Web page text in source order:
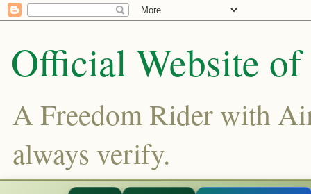
Official Website
A Freedom Rider with
always verify.